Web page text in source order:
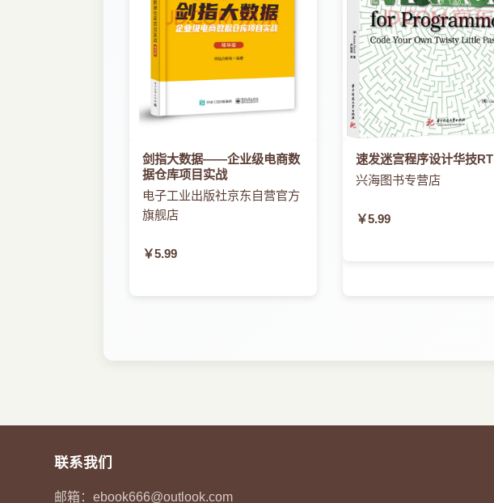
第九章 基于云计算的大数据技术发展趋势
第一节 大数据技术实时化发展趋势
第二节 大数据技术内存计算发展趋势
第三节 大数据技术泛在化发展趋势
第四节 大数据技术智能化发展趋势
参考文献
剑指大数据――企业级电商数
据仓库项目实战
电子工业出版社京东自营官方
旗舰店
￥5.99
速发迷宫程序设计华技RT
兴海图书专营店
￥5.99
联系我们
邮箱：ebook666@outlook.com